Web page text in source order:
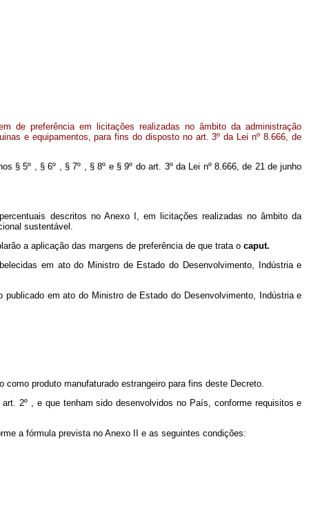
de preferência em licitações realizadas no âmbito da administração
e equipamentos, para fins do disposto no art. 3º da Lei nº 8.666, de
§ 5º , § 6º , § 7º , § 8º e § 9º do art. 3º da Lei nº 8.666, de 21 de junho
descritos no Anexo I, em licitações realizadas no âmbito da
sustentável.
a aplicação das margens de preferência de que trata o caput.
em ato do Ministro de Estado do Desenvolvimento, Indústria e
em ato do Ministro de Estado do Desenvolvimento, Indústria e
produto manufaturado estrangeiro para fins deste Decreto.
2º , e que tenham sido desenvolvidos no País, conforme requisitos e
a fórmula prevista no Anexo II e as seguintes condições: